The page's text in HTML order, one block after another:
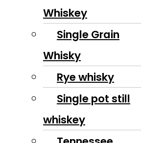
Whiskey
Single Grain
Whisky
Rye whisky
Single pot still
whiskey